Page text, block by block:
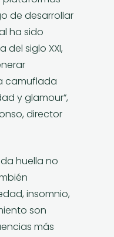
de desarrollar
ha sido
siglo XXI,
camuflada
y glamour”,
director
huella no
insomnio,
son
más